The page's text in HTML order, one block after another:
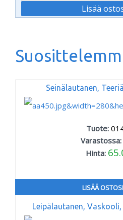
Seinälautanen,
Tuote:
Varastossa:
Hinta:
LISÄÄ
Leipälautanen,